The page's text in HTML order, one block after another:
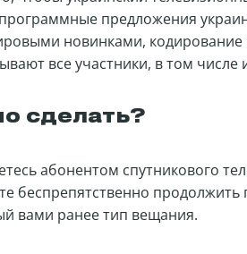
предложения
новинками, кодирование
все участники, в том числе
сделать?
абонентом спутникового
беспрепятственно
вами ранее тип вещания.